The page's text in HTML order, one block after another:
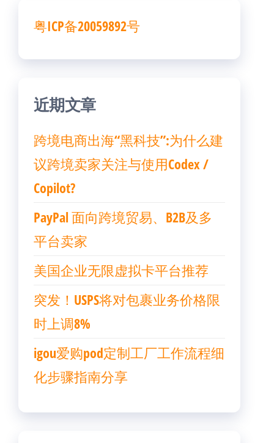
粤ICP备20059892号
近期文章
跨境电商出海“黑科技”:为什么建
议跨境卖家关注与使用Codex /
Copilot?
PayPal 面向跨境贸易、B2B及多
平台卖家
美国企业无限虚拟卡平台推荐
突发！USPS将对包裹业务价格限
时上调8%
igou爱购pod定制工厂工作流程细
化步骤指南分享